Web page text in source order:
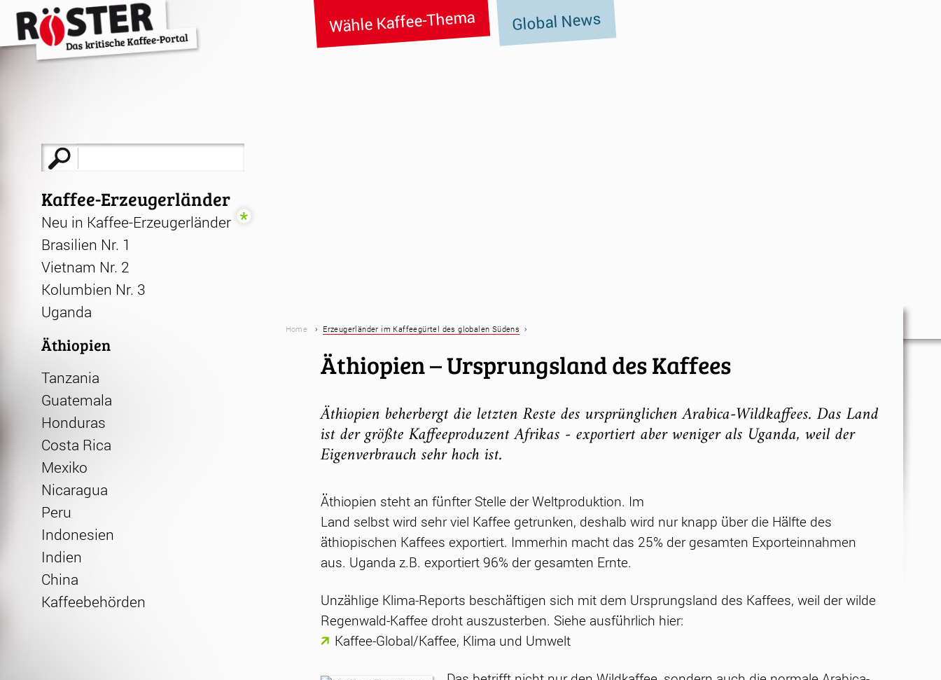
Wähle Kaffee-Thema Global News
Home › Erzeugerländer im Kaffeegürtel des globalen Südens ›
Äthiopien – Ursprungsland des Kaffees
Äthiopien beherbergt die letzten Reste des ursprünglichen Arabica-Wildkaffees. Das Land
ist der größte Kaffeeproduzent Afrikas - exportiert aber weniger als Uganda, weil der
Eigenverbrauch sehr hoch ist.
Äthiopien steht an fünfter Stelle der Weltproduktion. Im
Land selbst wird sehr viel Kaffee getrunken, deshalb wird nur knapp über die Hälfte des
äthiopischen Kaffees exportiert. Immerhin macht das 25% der gesamten Exporteinnahmen
aus. Uganda z.B. exportiert 96% der gesamten Ernte.
Unzählige Klima-Reports beschäftigen sich mit dem Ursprungsland des Kaffees, weil der wilde
Regenwald-Kaffee droht auszusterben. Siehe ausführlich hier:
Kaffee-Global/Kaffee, Klima und Umwelt
Suche
nach:
Kaffee-Erzeugerländer
Neu in Kaffee-Erzeugerländer
Brasilien Nr. 1
Vietnam Nr. 2
Kolumbien Nr. 3
Uganda
Äthiopien
Tanzania
Guatemala
Honduras
Costa Rica
Mexiko
Nicaragua
Peru
Indonesien
Indien
China
Kaffeebehörden